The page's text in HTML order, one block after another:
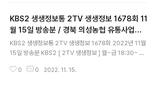
-2221 - 홈페이지 (1:1 문의) : https://www.seoulpcc.
or.kr/index.do - SNS 카카오톡 채널 (상담) : seoulpc
칠패로 42 우리빌딩 (지번) 서울시 중구 봉..
KBS2 생생정보통 2TV 생생정보 1678회 11
월 15일 방송분 / 경북 의성농협 유통사업소,
경북 울진 죽변 해안스카이레일, 울진군 성류
굴, 울진 금강소나무숲길, 울진군 대게앤쿡
KBS2 생생정보통 2TV 생생정보 1678회 2022년 11월
15일 방송분 KBS2 [ 2TV 생생정보 ] 월~금 18:30~ 방
시 제도로 확인하자! 서울특별시 서초구 청계산로 10 (지
0 0 2022. 11. 15.